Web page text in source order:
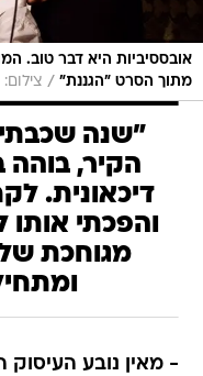
אובססיביות היא דבר טוב.
מתוך הסרט "הגננת" / צילום:
"שנה
הקיר,
דיכאונית.
והפכתי
מגוחכת
- מאין נובע העיסוק